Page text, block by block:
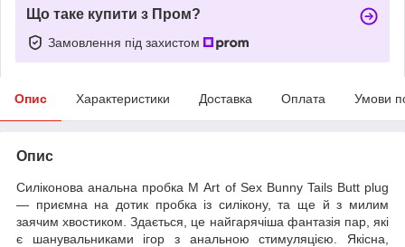
Що таке купити з Пром?
Замовлення під захистом
Опис Характеристики Доставка Оплата Умови
Опис
Силіконова анальна пробка М Art of Sex Bunny Tails Butt plug
— приємна на дотик пробка із силікону, та ще й з милим
заячим хвостиком. Здається, це найгарячіша фантазія пар, які
є шанувальниками ігор з анальною стимуляцією. Якісна,